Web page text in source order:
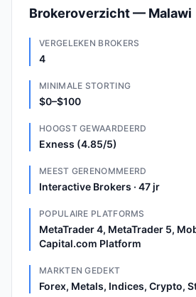
Brokeroverzicht — Malawi
VERGELEKEN BROKERS
4
MINIMALE STORTING
$0–$100
HOOGST GEWAARDEERD
Exness (4.85/5)
MEEST GERENOMMEERD
Interactive Brokers · 47 jr
POPULAIRE PLATFORMS
MetaTrader 4, MetaTrader 5,
Capital.com Platform
MARKTEN GEDEKT
Forex, Metals, Indices, Crypto,